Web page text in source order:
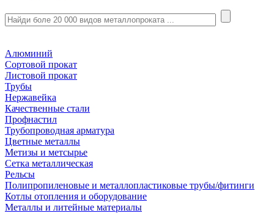
Алюминий
Сортовой прокат
Листовой прокат
Трубы
Нержавейка
Качественные стали
Профнастил
Трубопроводная арматура
Цветные металлы
Метизы и метсырье
Сетка металлическая
Рельсы
Полипропиленовые и металлопластиковые трубы/фитинги
Котлы отопления и оборудование
Металлы и литейные материалы